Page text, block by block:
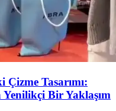
Tasarımı:
Yenilikçi Bir Yaklaşım